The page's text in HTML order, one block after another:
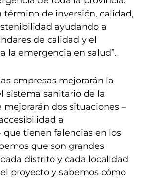
término de inversión, calidad,
ayudando a
de calidad y el
la emergencia en salud”.
empresas mejorarán la
sistema sanitario de la
dos situaciones –
a
tienen falencias en los
que son grandes
distrito y cada localidad
proyecto y sabemos cómo